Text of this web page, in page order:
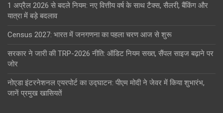
1 अप्रैल 2026 से बदले नियम: नए वित्तीय वर्ष के साथ टैक्स, सैलरी, बैंकिंग और
यात्रा में बड़े बदलाव
Census 2027: भारत में जनगणना का पहला चरण आज से शुरू
सरकार ने जारी की TRP-2026 नीति: ऑडिट नियम सख्त, सैंपल साइज बढ़ाने पर
जोर
नोएडा इंटरनेशनल एयरपोर्ट का उद्घाटन: पीएम मोदी ने जेवर में किया शुभारंभ,
जानें प्रमुख खासियतें